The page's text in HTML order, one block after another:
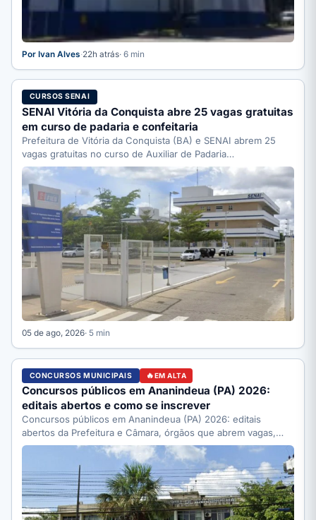
Por Ivan Alves·22h atrás· 6 min
CURSOS SENAI
SENAI Vitória da Conquista abre 25 vagas gratuitas
em curso de padaria e confeitaria
Prefeitura de Vitória da Conquista (BA) e SENAI abrem 25
vagas gratuitas no curso de Auxiliar de Padaria…
05 de ago, 2026· 5 min
CONCURSOS MUNICIPAIS EM ALTA
Concursos públicos em Ananindeua (PA) 2026:
editais abertos e como se inscrever
Concursos públicos em Ananindeua (PA) 2026: editais
abertos da Prefeitura e Câmara, órgãos que abrem vagas,
como se…